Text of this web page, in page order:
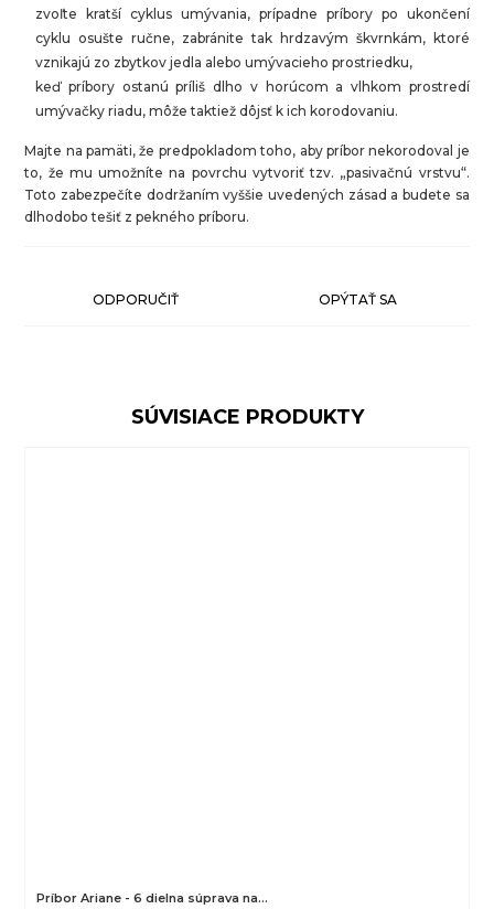
zvoľte kratší cyklus umývania, prípadne príbory po ukončení
cyklu osušte ručne, zabránite tak hrdzavým škvrnkám, ktoré
vznikajú zo zbytkov jedla alebo umývacieho prostriedku,
keď príbory ostanú príliš dlho v horúcom a vlhkom prostredí
umývačky riadu, môže taktiež dôjsť k ich korodovaniu.
Majte na pamäti, že predpokladom toho, aby príbor nekorodoval je
to, že mu umožníte na povrchu vytvoriť tzv. „pasivačnú vrstvu“.
Toto zabezpečíte dodržaním vyššie uvedených zásad a budete sa
dlhodobo tešiť z pekného príboru.
ODPORUČIŤ OPÝTAŤ SA
SÚVISIACE PRODUKTY
Príbor Ariane - 6 dielna súprava na…